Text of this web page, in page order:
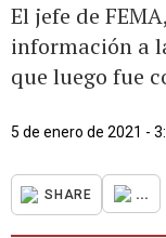
El jefe de
información a
que luego fue
5 de enero de 2021 -
SHARE ...